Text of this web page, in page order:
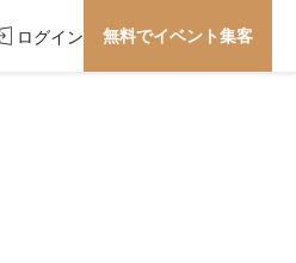
ログイン 無料でイベント集客